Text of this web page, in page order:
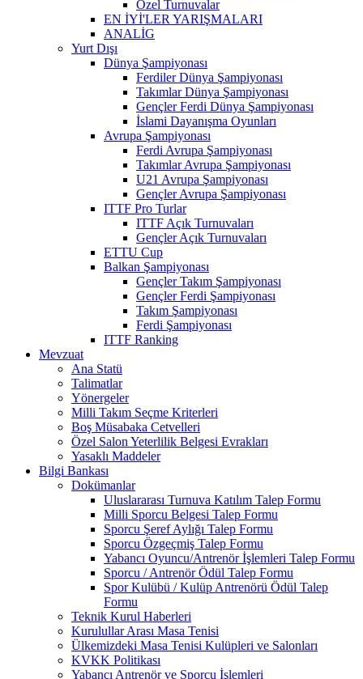
Özel Turnuvalar
EN İYİ'LER YARIŞMALARI
ANALİG
Yurt Dışı
Dünya Şampiyonası
Ferdiler Dünya Şampiyonası
Takımlar Dünya Şampiyonası
Gençler Ferdi Dünya Şampiyonası
İslami Dayanışma Oyunları
Avrupa Şampiyonası
Ferdi Avrupa Şampiyonası
Takımlar Avrupa Şampiyonası
U21 Avrupa Şampiyonası
Gençler Avrupa Şampiyonası
ITTF Pro Turlar
ITTF Açık Turnuvaları
Gençler Açık Turnuvaları
ETTU Cup
Balkan Şampiyonası
Gençler Takım Şampiyonası
Gençler Ferdi Şampiyonası
Takım Şampiyonası
Ferdi Şampiyonası
ITTF Ranking
Mevzuat
Ana Statü
Talimatlar
Yönergeler
Milli Takım Seçme Kriterleri
Boş Müsabaka Cetvelleri
Özel Salon Yeterlilik Belgesi Evrakları
Yasaklı Maddeler
Bilgi Bankası
Dokümanlar
Uluslararası Turnuva Katılım Talep Formu
Milli Sporcu Belgesi Talep Formu
Sporcu Şeref Aylığı Talep Formu
Sporcu Özgeçmiş Talep Formu
Yabancı Oyuncu/Antrenör İşlemleri Talep Formu
Sporcu / Antrenör Ödül Talep Formu
Spor Kulübü / Kulüp Antrenörü Ödül Talep
Formu
Teknik Kurul Haberleri
Kurulullar Arası Masa Tenisi
Ülkemizdeki Masa Tenisi Kulüpleri ve Salonları
KVKK Politikası
Yabancı Antrenör ve Sporcu İşlemleri